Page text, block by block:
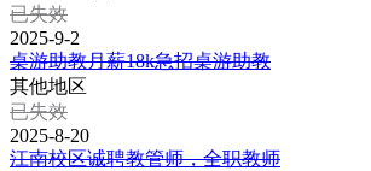
已失效
2025-9-2
桌游助教月薪18k急招桌游助教
其他地区
已失效
2025-8-20
江南校区诚聘教管师，全职教师